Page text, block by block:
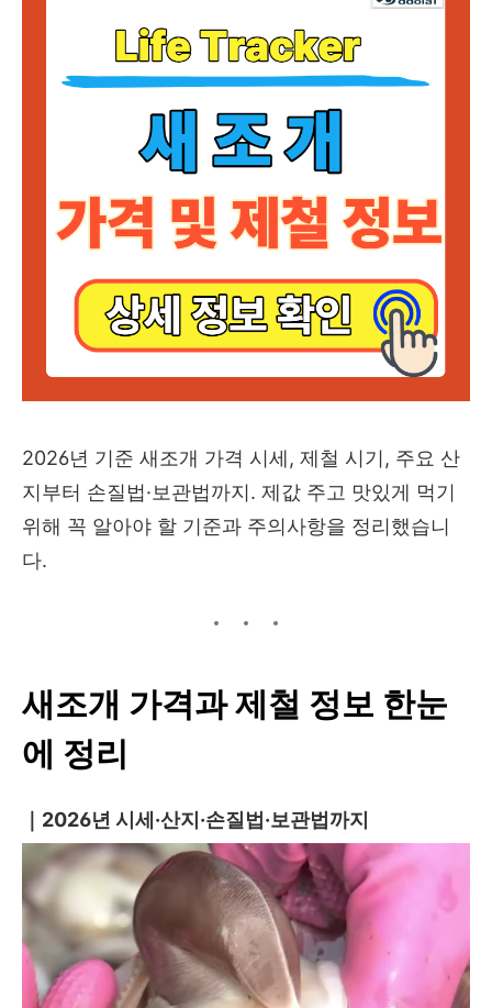
2026년 기준 새조개 가격 시세, 제철 시기, 주요 산
지부터 손질법·보관법까지. 제값 주고 맛있게 먹기
위해 꼭 알아야 할 기준과 주의사항을 정리했습니
다.
새조개 가격과 제철 정보 한눈
에 정리
｜2026년 시세·산지·손질법·보관법까지